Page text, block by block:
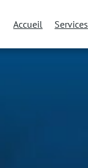
Accueil Services